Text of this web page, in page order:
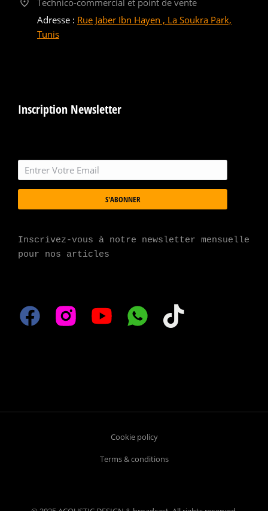
Technico-commercial et point de vente
Adresse : Rue Jaber Ibn Hayen , La Soukra Park,
Tunis
Inscription Newsletter
S'ABONNER
Inscrivez-vous à notre newsletter mensuelle
pour nos articles
Cookie policy
Terms & conditions